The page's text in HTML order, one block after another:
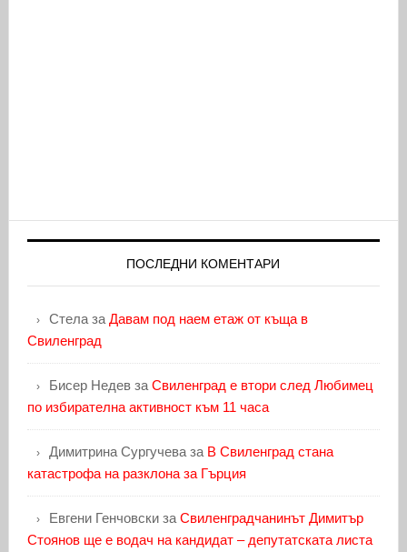
ПОСЛЕДНИ КОМЕНТАРИ
Стелаза Давам под наем етаж от къща в
Свиленград
Бисер Недевза Свиленград е втори след Любимец
по избирателна активност към 11 часа
Димитрина Сургучеваза В Свиленград стана
катастрофа на разклона за Гърция
Евгени Генчовскиза Свиленградчанинът Димитър
Стоянов ще е водач на кандидат – депутатската листа